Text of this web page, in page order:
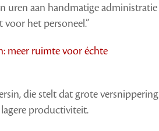
uren aan handmatige administratie
het personeel.”
meer ruimte voor échte
die stelt dat grote versnippering
productiviteit.